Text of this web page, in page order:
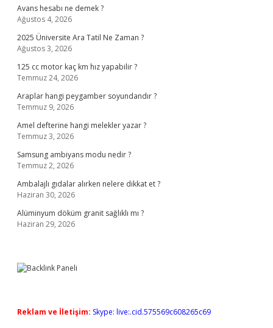
Avans hesabı ne demek ?
Ağustos 4, 2026
2025 Üniversite Ara Tatil Ne Zaman ?
Ağustos 3, 2026
125 cc motor kaç km hız yapabilir ?
Temmuz 24, 2026
Araplar hangi peygamber soyundandır ?
Temmuz 9, 2026
Amel defterine hangi melekler yazar ?
Temmuz 3, 2026
Samsung ambiyans modu nedir ?
Temmuz 2, 2026
Ambalajlı gıdalar alırken nelere dikkat et ?
Haziran 30, 2026
Alüminyum döküm granit sağlıklı mı ?
Haziran 29, 2026
Reklam ve İletişim: Skype: live:.cid.575569c608265c69